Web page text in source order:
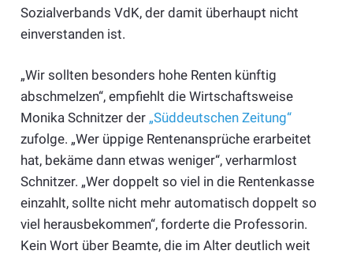
Sozialverbands VdK, der damit überhaupt nicht
einverstanden ist.
„Wir sollten besonders hohe Renten künftig
abschmelzen“, empfiehlt die Wirtschaftsweise
Monika Schnitzer der „Süddeutschen Zeitung“
zufolge. „Wer üppige Rentenansprüche erarbeitet
hat, bekäme dann etwas weniger“, verharmlost
Schnitzer. „Wer doppelt so viel in die Rentenkasse
einzahlt, sollte nicht mehr automatisch doppelt so
viel herausbekommen“, forderte die Professorin.
Kein Wort über Beamte, die im Alter deutlich weit